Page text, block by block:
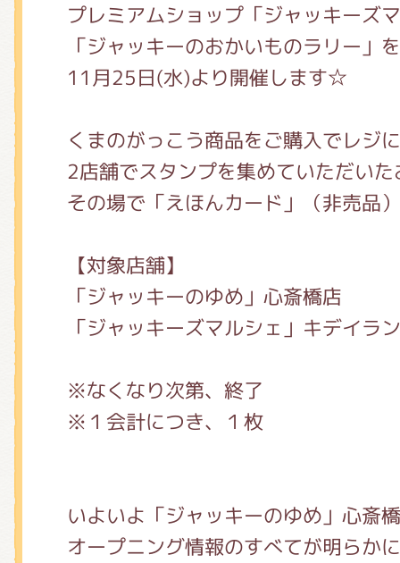
プレミアムショップ「ジャッキーズ
「ジャッキーのおかいものラリー」を
11月25日(水)より開催します☆
くまのがっこう商品をご購入でレジ
2店舗でスタンプを集めていただい
その場で「えほんカード」（非売品
【対象店舗】
「ジャッキーのゆめ」心斎橋店
「ジャッキーズマルシェ」キデイラ
※なくなり次第、終了
※１会計につき、１枚
いよいよ「ジャッキーのゆめ」心斎
オープニング情報のすべてが明らか